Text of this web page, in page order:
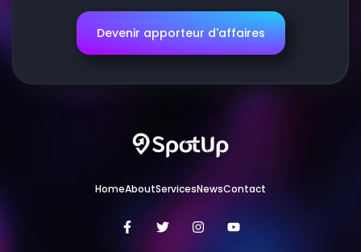
Devenir apporteur d'affaires
HomeAboutServicesNewsContact